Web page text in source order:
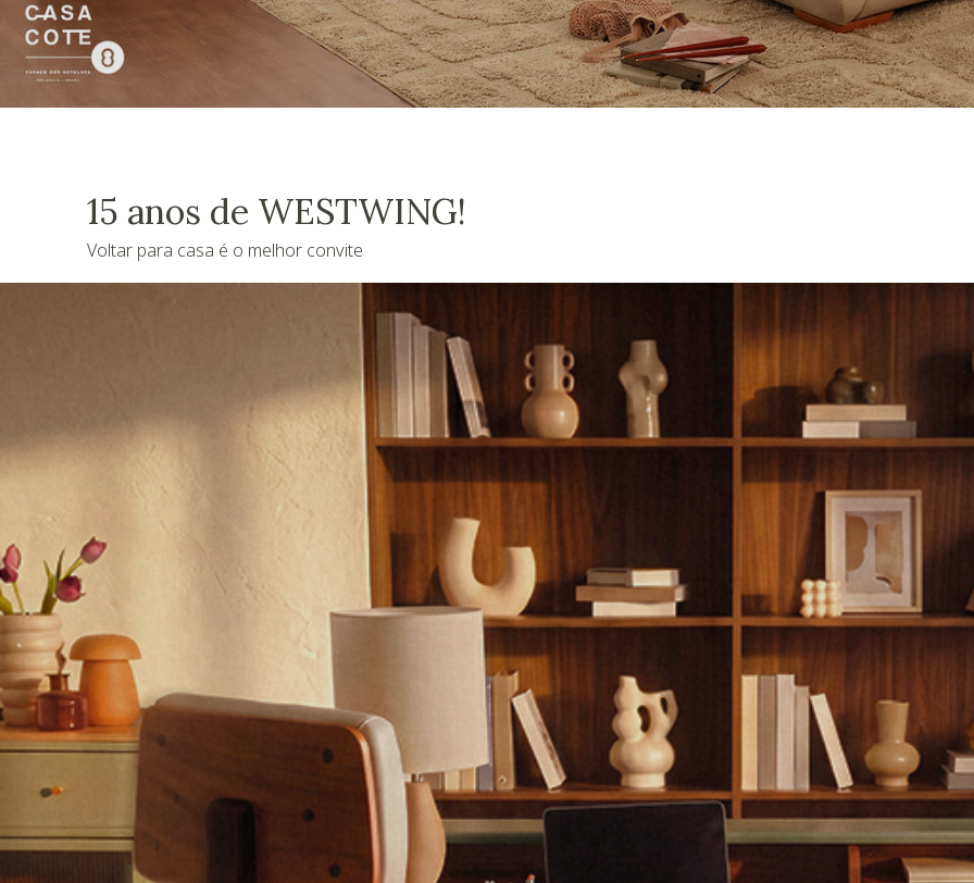
15 anos de WESTWING!
Voltar para casa é o melhor convite